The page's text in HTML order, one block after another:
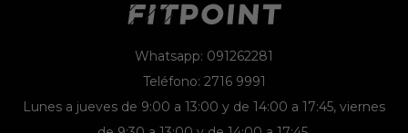
Whatsapp: 091262281
Teléfono: 2716 9991
Lunes a jueves de 9:00 a 13:00 y de 14:00 a 17:45, viernes